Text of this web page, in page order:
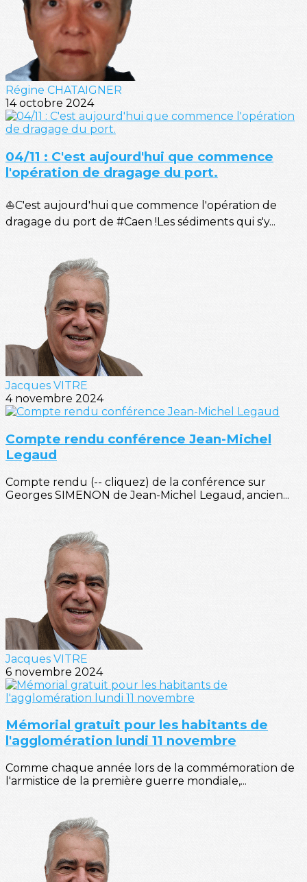
Régine CHATAIGNER
14 octobre 2024
04/11 : C'est aujourd'hui que commence
l'opération de dragage du port.
⛵C'est aujourd'hui que commence l'opération de
dragage du port de #Caen !Les sédiments qui s'y...
Jacques VITRE
4 novembre 2024
Compte rendu conférence Jean-Michel
Legaud
Compte rendu (-- cliquez) de la conférence sur
Georges SIMENON de Jean-Michel Legaud, ancien...
Jacques VITRE
6 novembre 2024
Mémorial gratuit pour les habitants de
l'agglomération lundi 11 novembre
Comme chaque année lors de la commémoration de
l'armistice de la première guerre mondiale,...